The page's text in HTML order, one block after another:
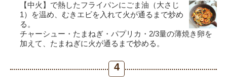
【中火】で熱したフライパンにごま油（大さじ
1）を温め、むきエビを入れて火が通るまで炒め
る。
チャーシュー・たまねぎ・パプリカ・2/3量の薄焼き卵を
加えて、たまねぎに火が通るまで炒める。
4